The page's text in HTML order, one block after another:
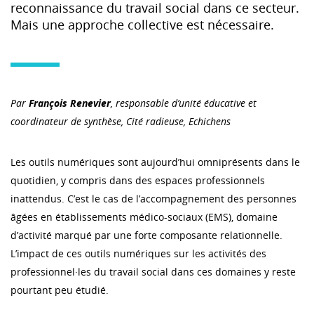
reconnaissance du travail social dans ce secteur.
Mais une approche collective est nécessaire.
Par François Renevier, responsable d’unité éducative et
coordinateur de synthèse, Cité radieuse, Echichens
Les outils numériques sont aujourd’hui omniprésents dans le
quotidien, y compris dans des espaces professionnels
inattendus. C’est le cas de l’accompagnement des personnes
âgées en établissements médico-sociaux (EMS), domaine
d’activité marqué par une forte composante relationnelle.
L’impact de ces outils numériques sur les activités des
professionnel·les du travail social dans ces domaines y reste
pourtant peu étudié.